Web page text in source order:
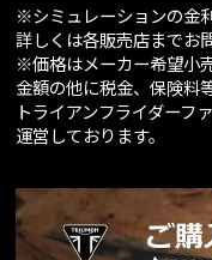
※シミュレーションの金
詳しくは各販売店までお
※価格はメーカー希望小
金額の他に税金、保険料
トライアンフライダーフ
運営しております。